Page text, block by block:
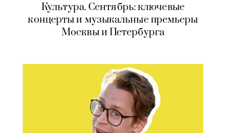
Культура. Сентябрь: ключевые
концерты и музыкальные премьеры
Москвы и Петербурга